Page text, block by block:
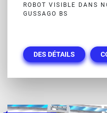
ROBOT VISIBLE DANS
GUSSAGO BS
DES DÉTAILS